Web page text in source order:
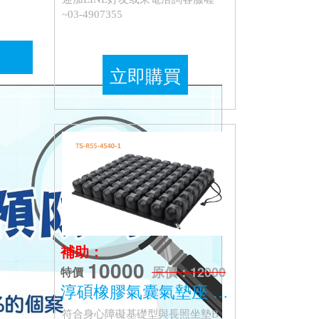
~03-4907355
立即購買
補助：
特價 10000 原價：12000
淳碩橡膠氣囊氣墊座 TS-R55
符合身心障礙基礎型與長照坐墊B